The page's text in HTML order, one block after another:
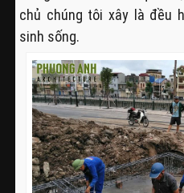
chủ chúng tôi xây là đều
sinh sống.